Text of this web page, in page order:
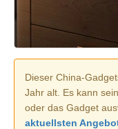
Dieser China-
Jahr alt. Es kann
oder das Gadget
aktuellsten